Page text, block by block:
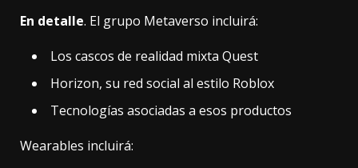
En detalle. El grupo Metaverso incluirá:
Los cascos de realidad mixta Quest
Horizon, su red social al estilo Roblox
Tecnologías asociadas a esos productos
Wearables incluirá: